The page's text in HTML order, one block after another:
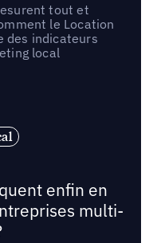
tout et
le Location
des indicateurs
local
enfin en
multi-